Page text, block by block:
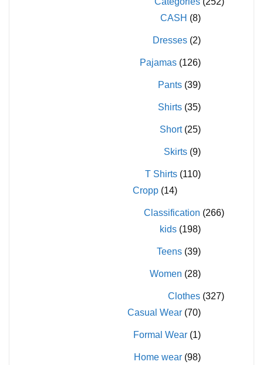
صفحة
المنتج
CASH (8)
Dresses (2)
Pajamas (126)
Pants (39)
Shirts (35)
Short (25)
Skirts (9)
T Shirts (110)
Cropp (14)
Classification (266)
kids (198)
Teens (39)
Women (28)
Clothes (327)
Casual Wear (70)
Formal Wear (1)
Home wear (98)